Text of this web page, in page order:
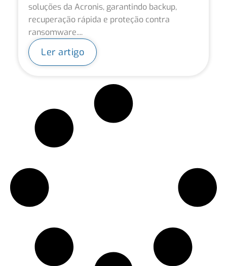
soluções da Acronis, garantindo backup,
recuperação rápida e proteção contra
ransomware....
Ler artigo